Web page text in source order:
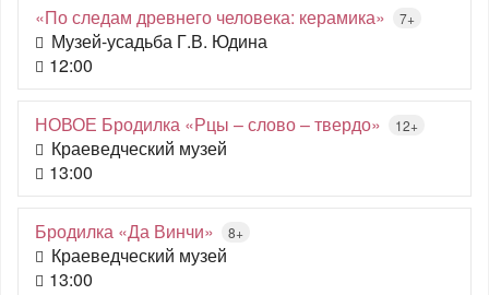
«По следам древнего человека: керамика» 7+
Музей-усадьба Г.В. Юдина
12:00
НОВОЕ Бродилка «Рцы – слово – твердо» 12+
Краеведческий музей
13:00
Бродилка «Да Винчи» 8+
Краеведческий музей
13:00